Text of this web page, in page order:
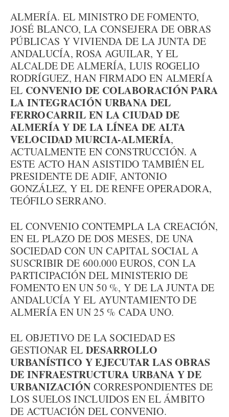
ALMERÍA. EL MINISTRO DE FOMENTO,
JOSÉ BLANCO, LA CONSEJERA DE OBRAS
PÚBLICAS Y VIVIENDA DE LA JUNTA DE
ANDALUCÍA, ROSA AGUILAR, Y EL
ALCALDE DE ALMERÍA, LUIS ROGELIO
RODRÍGUEZ, HAN FIRMADO EN ALMERÍA
EL CONVENIO DE COLABORACIÓN PARA
LA INTEGRACIÓN URBANA DEL
FERROCARRIL EN LA CIUDAD DE
ALMERÍA Y DE LA LÍNEA DE ALTA
VELOCIDAD MURCIA-ALMERÍA,
ACTUALMENTE EN CONSTRUCCIÓN. A
ESTE ACTO HAN ASISTIDO TAMBIÉN EL
PRESIDENTE DE ADIF, ANTONIO
GONZÁLEZ, Y EL DE RENFE OPERADORA,
TEÓFILO SERRANO.
EL CONVENIO CONTEMPLA LA CREACIÓN,
EN EL PLAZO DE DOS MESES, DE UNA
SOCIEDAD CON UN CAPITAL SOCIAL A
SUSCRIBIR DE 600.000 EUROS, CON LA
PARTICIPACIÓN DEL MINISTERIO DE
FOMENTO EN UN 50 %, Y DE LA JUNTA DE
ANDALUCÍA Y EL AYUNTAMIENTO DE
ALMERÍA EN UN 25 % CADA UNO.
EL OBJETIVO DE LA SOCIEDAD ES
GESTIONAR EL DESARROLLO
URBANÍSTICO Y EJECUTAR LAS OBRAS
DE INFRAESTRUCTURA URBANA Y DE
URBANIZACIÓN CORRESPONDIENTES DE
LOS SUELOS INCLUIDOS EN EL ÁMBITO
DE ACTUACIÓN DEL CONVENIO.